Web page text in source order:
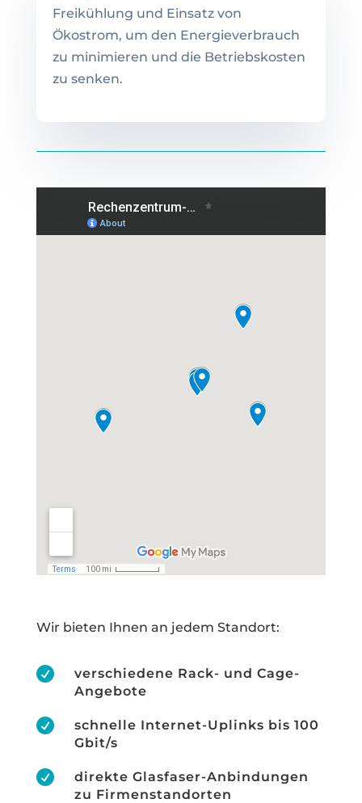
Freikühlung und Einsatz von
Ökostrom, um den Energieverbrauch
zu minimieren und die Betriebskosten
zu senken.
Wir bieten Ihnen an jedem Standort:

verschiedene Rack- und Cage-
Angebote

schnelle Internet-Uplinks bis 100
Gbit/s

direkte Glasfaser-Anbindungen
zu Firmenstandorten